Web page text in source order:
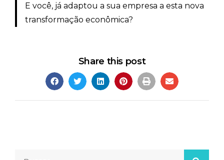
E você, já adaptou a sua empresa a esta nova
transformação econômica?
Share this post